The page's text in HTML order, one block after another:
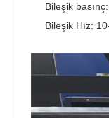
Bileşik
Bileşik Hız: